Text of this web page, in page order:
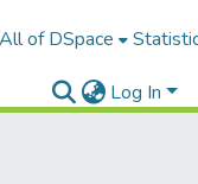
All of DSpace
Log In